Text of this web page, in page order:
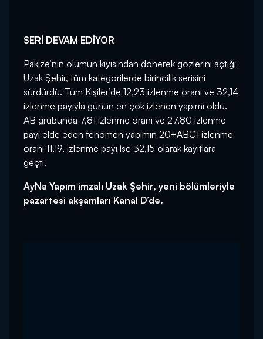
SERİ DEVAM EDİYOR
Pakize’nin ölümün kıyısından dönerek gözlerini açtığı
Uzak Şehir, tüm kategorilerde birincilik serisini
sürdürdü. Tüm Kişiler’de 12,23 izlenme oranı ve 32,14
izlenme payıyla günün en çok izlenen yapımı oldu.
AB grubunda 7,81 izlenme oranı ve 27,80 izlenme
payı elde eden fenomen yapımın 20+ABC1 izlenme
oranı 11,19, izlenme payı ise 32,15 olarak kayıtlara
geçti.
AyNa Yapım imzalı Uzak Şehir, yeni bölümleriyle
pazartesi akşamları Kanal D’de.